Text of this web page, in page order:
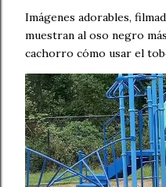
Imágenes adorables,
muestran al oso negro
cachorro cómo usar el